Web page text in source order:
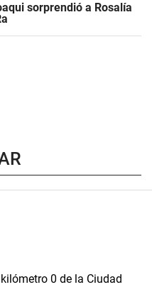
sorprendió a Rosalía